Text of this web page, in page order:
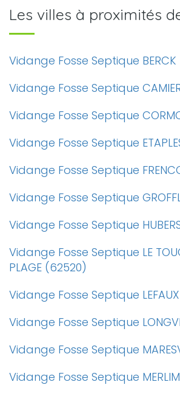
Les villes à proximités
Vidange Fosse Septique
Vidange Fosse Septique
Vidange Fosse Septique
Vidange Fosse Septique
Vidange Fosse Septique
Vidange Fosse Septique
Vidange Fosse Septique
Vidange Fosse Septique LE
PLAGE (62520)
Vidange Fosse Septique
Vidange Fosse Septique
Vidange Fosse Septique
Vidange Fosse Septique